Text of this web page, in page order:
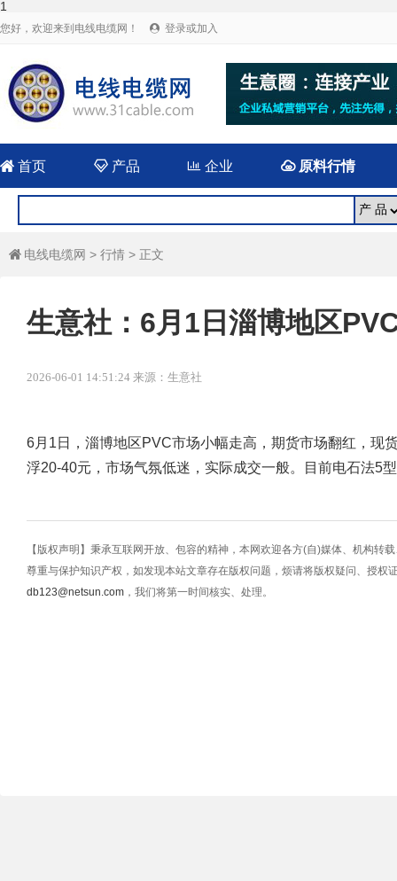
1
您好，欢迎来到电线电缆网！  登录或加入
 首页 产品  企业 原料行情
 电线电缆网 > 行情 > 正文
生意社：6月1日淄博地区
2026-06-01 14:51:24 来源：生意社
6月1日，淄博地区PVC市场小幅走高，期货市场翻红，现
浮20-40元，市场气氛低迷，实际成交一般。目前电石法5
【版权声明】秉承互联网开放、包容的精神，本网欢迎各方(自)媒体、机构转
尊重与保护知识产权，如发现本站文章存在版权问题，烦请将版权疑问、授权
db123@netsun.com ，我们将第一时间核实、处理。